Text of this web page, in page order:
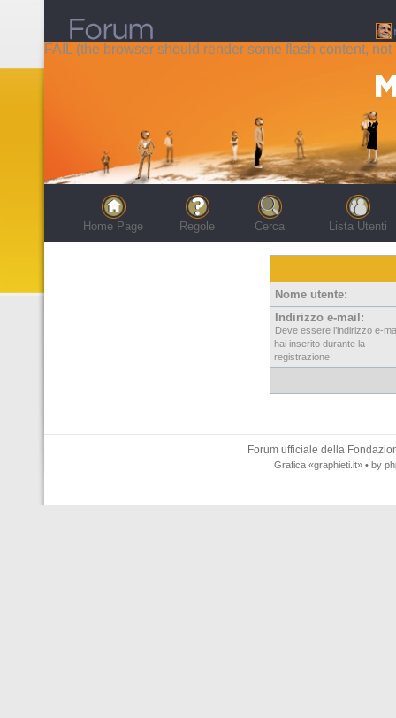
FAIL (the browser should render some flash content, not
Home Page Regole Cerca Lista Utenti
Nome utente:
Indirizzo e-mail:
Deve essere l’indirizzo e-
hai inserito durante la
registrazione.
Forum ufficiale della
Grafica «graphieti.it» • by